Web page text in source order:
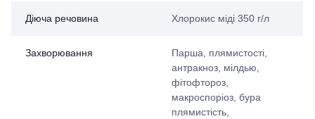
Діюча речовина Хлорокис міді 350 г/л
Захворювання
Парша, плямистості,
антракноз, мілдью,
фітофтороз,
макроспоріоз, бура
плямистість,